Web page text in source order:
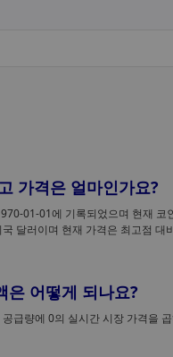
가격은 얼마인가요?
01-01에 기록되었으며 현재 코
달러이며 현재 가격은 최고점 대
은 어떻게 되나요?
급량에 0의 실시간 시장 가격을